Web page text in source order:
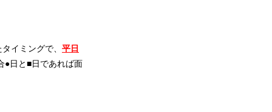
イミングで、 平日
●日と■日であれば面